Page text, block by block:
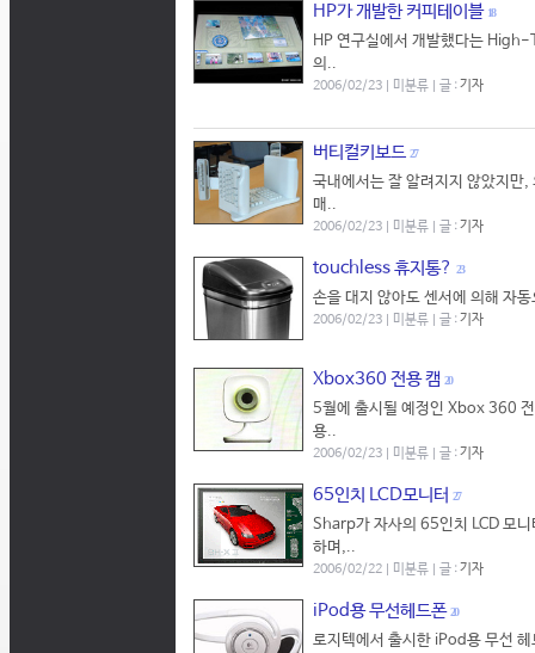
HP가 개발한 커피테이블 18
HP 연구실에서 개발했다는
의..
2006/02/23 | 미분류 | 글 :기자
버티컬키보드 27
국내에서는 잘 알려지지 않았지만
매..
2006/02/23 | 미분류 | 글 :기자
touchless 휴지통? 23
손을 대지 않아도 센서에 의해 자
2006/02/23 | 미분류 | 글 :기자
Xbox360 전용 캠 20
5월에 출시될 예정인 Xbox 360
용..
2006/02/23 | 미분류 | 글 :기자
65인치 LCD모니터 27
Sharp가 자사의 65인치 LCD 모
하며,..
2006/02/22 | 미분류 | 글 :기자
iPod용 무선헤드폰 20
로지텍에서 출시한 iPod용 무선